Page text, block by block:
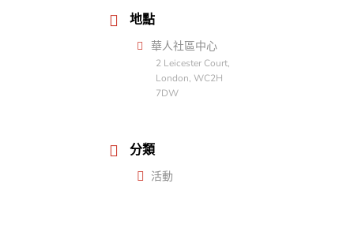
地點
華人社區中心
2 Leicester Court,
London, WC2H
7DW
分類
活動